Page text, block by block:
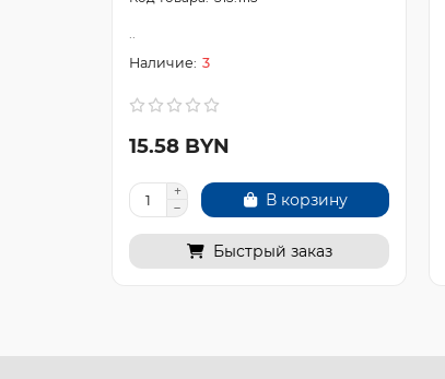
3
15.58 BYN
В корзину
Быстрый заказ